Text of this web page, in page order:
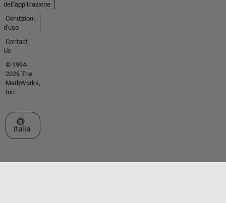
dell'applicazione
Condizioni
d'uso
Contact
Us
© 1994-
2026 The
MathWorks,
Inc.
Seleziona un sito web
Italia